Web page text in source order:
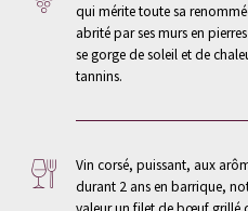
qui mérite toute sa
abrité par ses murs en
se gorge de soleil et de
tannins.
Vin corsé, puissant, aux
durant 2 ans en barrique,